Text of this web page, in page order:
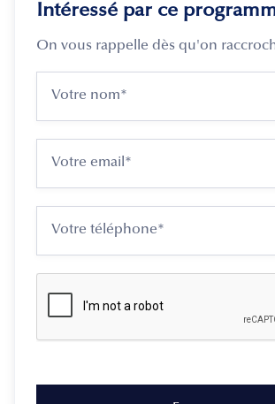
Intéressé par ce
On vous rappelle dès qu'on